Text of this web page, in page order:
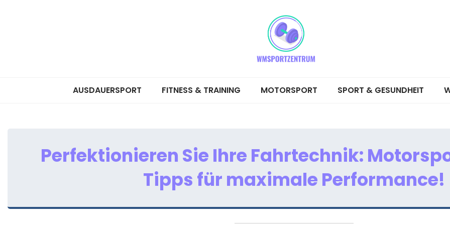
AUSDAUERSPORT FITNESS & TRAINING MOTORSPORT SPORT & GESUNDHEIT
Perfektionieren Sie Ihre Fahrtechnik:
Tipps für maximale Performance!